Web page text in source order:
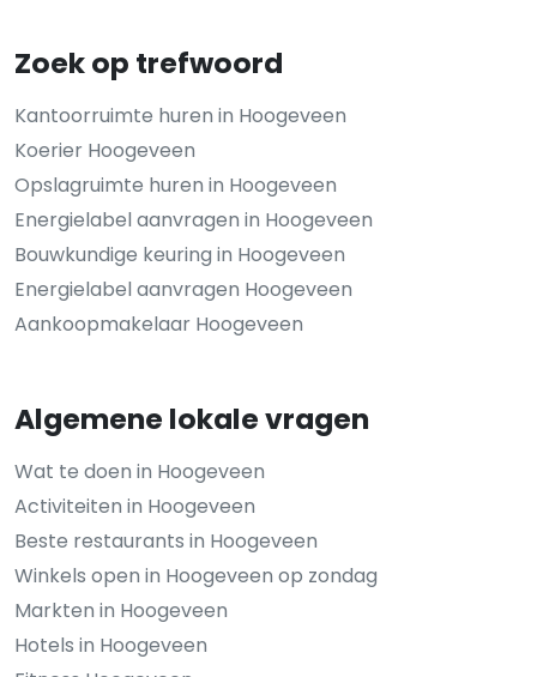
Zoek op trefwoord
Kantoorruimte huren in Hoogeveen
Koerier Hoogeveen
Opslagruimte huren in Hoogeveen
Energielabel aanvragen in Hoogeveen
Bouwkundige keuring in Hoogeveen
Energielabel aanvragen Hoogeveen
Aankoopmakelaar Hoogeveen
Algemene lokale vragen
Wat te doen in Hoogeveen
Activiteiten in Hoogeveen
Beste restaurants in Hoogeveen
Winkels open in Hoogeveen op zondag
Markten in Hoogeveen
Hotels in Hoogeveen